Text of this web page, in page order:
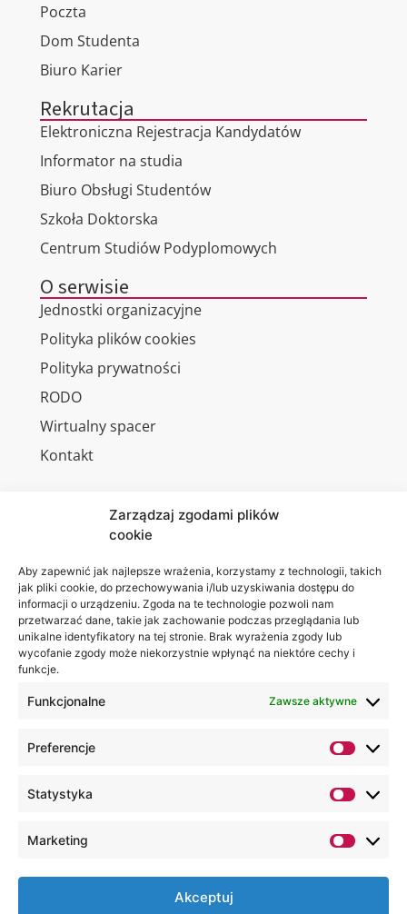
Zarządzaj zgodami plików
cookie
Aby zapewnić jak najlepsze wrażenia, korzystamy z technologii, takich
jak pliki cookie, do przechowywania i/lub uzyskiwania dostępu do
informacji o urządzeniu. Zgoda na te technologie pozwoli nam
przetwarzać dane, takie jak zachowanie podczas przeglądania lub
unikalne identyfikatory na tej stronie. Brak wyrażenia zgody lub
wycofanie zgody może niekorzystnie wpłynąć na niektóre cechy i
funkcje.
Funkcjonalne Zawsze aktywne
Preferencje
Statystyka
Marketing
Akceptuj
Poczta
Dom Studenta
Biuro Karier
Rekrutacja
Elektroniczna Rejestracja Kandydatów
Informator na studia
Biuro Obsługi Studentów
Szkoła Doktorska
Centrum Studiów Podyplomowych
O serwisie
Jednostki organizacyjne
Polityka plików cookies
Polityka prywatności
RODO
Wirtualny spacer
Kontakt
Akademia
WSEI
ul.
Projektowa
4